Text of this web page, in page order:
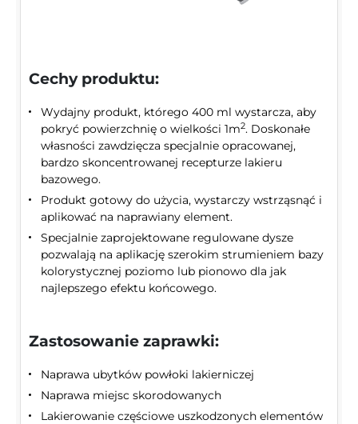
Cechy produktu:
Wydajny produkt, którego 400 ml wystarcza, aby
pokryć powierzchnię o wielkości 1m2. Doskonałe
własności zawdzięcza specjalnie opracowanej,
bardzo skoncentrowanej recepturze lakieru
bazowego.
Produkt gotowy do użycia, wystarczy wstrząsnąć i
aplikować na naprawiany element.
Specjalnie zaprojektowane regulowane dysze
pozwalają na aplikację szerokim strumieniem bazy
kolorystycznej poziomo lub pionowo dla jak
najlepszego efektu końcowego.
Zastosowanie zaprawki:
Naprawa ubytków powłoki lakierniczej
Naprawa miejsc skorodowanych
Lakierowanie częściowe uszkodzonych elementów